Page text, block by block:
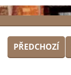
PŘEDCHOZÍ